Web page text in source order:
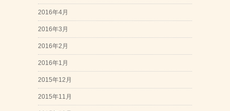
2016年4月
2016年3月
2016年2月
2016年1月
2015年12月
2015年11月